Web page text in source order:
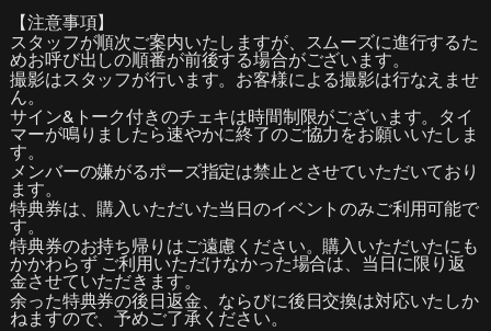
【注意事項】
スタッフが順次ご案内いたしますが、スムーズに進行するた
めお呼び出しの順番が前後する場合がございます。
撮影はスタッフが行います。お客様による撮影は行なえませ
ん。
サイン&トーク付きのチェキは時間制限がございます。タイ
マーが鳴りましたら速やかに終了のご協力をお願いいたしま
す。
メンバーの嫌がるポーズ指定は禁止とさせていただいており
ます。
特典券は、購入いただいた当日のイベントのみご利用可能で
す。
​特典券のお持ち帰りはご遠慮ください。購入いただいたにも
かかわらず ご利用いただけなかった場合は、当日に限り返
金させていただきます。
余った特典券の後日返金、ならびに後日交換は対応いたしか
ねますので、予めご了承ください。